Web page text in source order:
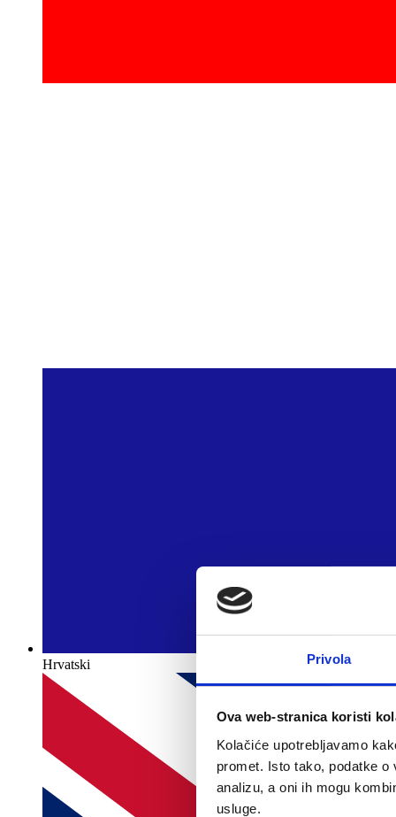
Privola
Ova web-stranica koristi
Kolačiće upotrebljavamo
promet. Isto tako, podatke
analizu, a oni ih mogu
usluge.
Hrvatski